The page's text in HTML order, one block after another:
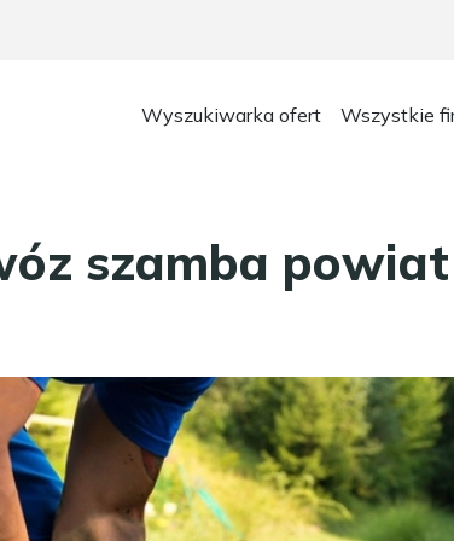
Wyszukiwarka ofert Wszystkie
szamba